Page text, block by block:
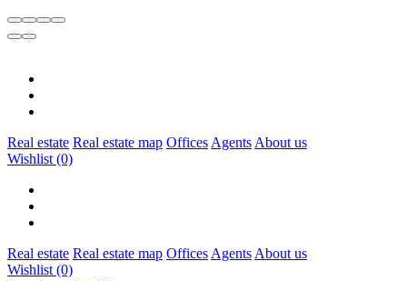
Real estate Real estate map Offices Agents About us
Wishlist (0)
Real estate Real estate map Offices Agents About us
Wishlist (0)